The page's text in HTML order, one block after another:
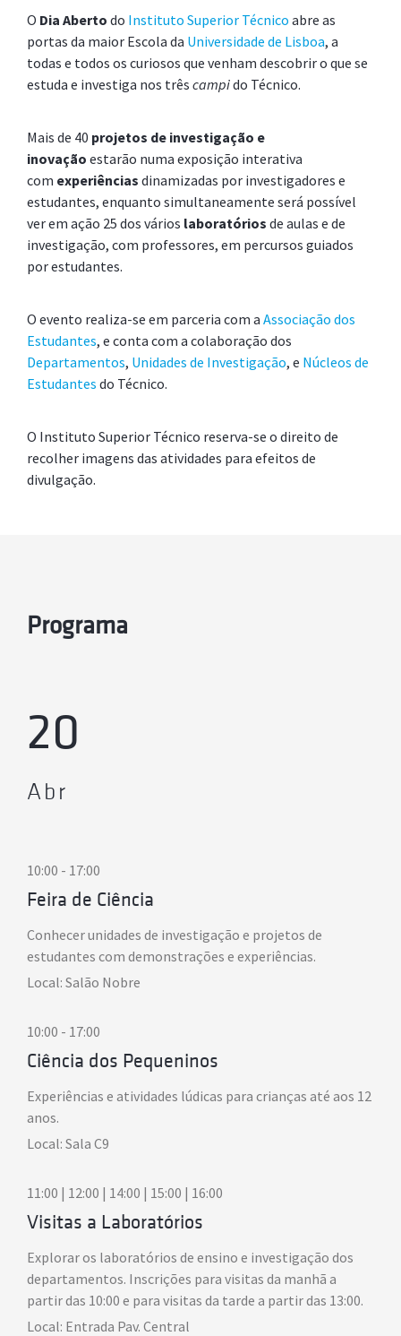
O Dia Aberto do Instituto Superior Técnico abre as
portas da maior Escola da Universidade de Lisboa, a
todas e todos os curiosos que venham descobrir o que se
estuda e investiga nos três campido Técnico.
Mais de 40 projetos de investigação e
inovação estarão numa exposição interativa
com experiências dinamizadas por investigadores e
estudantes, enquanto simultaneamente será possível
ver em ação 25 dos vários laboratórios de aulas e de
investigação, com professores, em percursos guiados
por estudantes.
O evento realiza-se em parceria com a Associação dos
Estudantes, e conta com a colaboração dos
Departamentos, Unidades de Investigação, e Núcleos de
Estudantes do Técnico.
O Instituto Superior Técnico reserva-se o direito de
recolher imagens das atividades para efeitos de
divulgação.
Programa
20
Abr
10:00 - 17:00
Feira de Ciência
Conhecer unidades de investigação e projetos de
estudantes com demonstrações e experiências.
Local: Salão Nobre
10:00 - 17:00
Ciência dos Pequeninos
Experiências e atividades lúdicas para crianças até aos 12
anos.
Local: Sala C9
11:00 | 12:00 | 14:00 | 15:00 | 16:00
Visitas a Laboratórios
Explorar os laboratórios de ensino e investigação dos
departamentos. Inscrições para visitas da manhã a
partir das 10:00 e para visitas da tarde a partir das 13:00.
Local: Entrada Pav. Central
mais sobre oportunidades internacionais,
desenvolvimento de carreira, apoios e recursos
académicos.
Local: Átrio Pav. Central
Conversas com Cientistas
Debater temas do nosso dia-a-dia com investigadores e
professores.